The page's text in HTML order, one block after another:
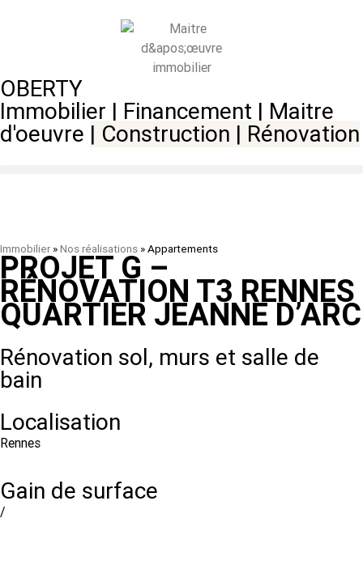
OBERTY
Immobilier | Financement | Maitre
d'oeuvre | Construction | Rénovation
Immobilier»Nos réalisations »Appartements
PROJET G –
RÉNOVATION T3 RENNES
QUARTIER JEANNE D’ARC
Rénovation sol, murs et salle de
bain
Localisation
Rennes
Gain de surface
/